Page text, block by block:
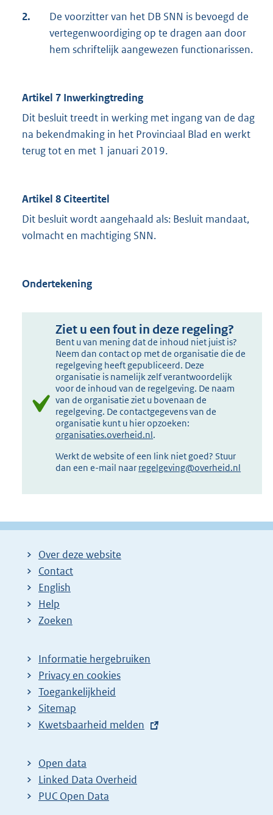
2.
De voorzitter van het DB SNN is bevoegd de
vertegenwoordiging op te dragen aan door
hem schriftelijk aangewezen functionarissen.
Artikel 7 Inwerkingtreding
Dit besluit treedt in werking met ingang van de dag
na bekendmaking in het Provinciaal Blad en werkt
terug tot en met 1 januari 2019.
Artikel 8 Citeertitel
Dit besluit wordt aangehaald als: Besluit mandaat,
volmacht en machtiging SNN.
Ondertekening
Ziet u een fout in deze regeling?
Bent u van mening dat de inhoud niet juist is?
Neem dan contact op met de organisatie die de
regelgeving heeft gepubliceerd. Deze
organisatie is namelijk zelf verantwoordelijk
voor de inhoud van de regelgeving. De naam
van de organisatie ziet u bovenaan de
regelgeving. De contactgegevens van de
organisatie kunt u hier opzoeken:
organisaties.overheid.nl.
Werkt de website of een link niet goed? Stuur
dan een e-mail naar regelgeving@overheid.nl
Over deze website
Contact
English
Help
Zoeken
Informatie hergebruiken
Privacy en cookies
Toegankelijkheid
Sitemap
E
t
e
r
Kwetsbaarheid melden
Open data
Linked Data Overheid
PUC Open Data